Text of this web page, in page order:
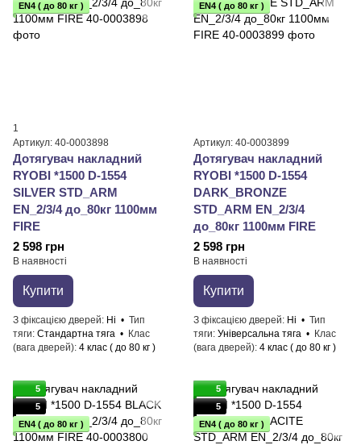
EN4 ( до 80 кг )
1
Артикул: 40-0003898
Дотягувач накладний
RYOBI *1500 D-1554
SILVER STD_ARM
EN_2/3/4 до_80кг 1100мм
FIRE
2 598 грн
В наявності
Купити
З фіксацією дверей Ні
Тип
тяги Стандартна тяга
Клас
(вага дверей) 4 клас ( до 80 кг )
EN4 ( до 80 кг )
Артикул: 40-0003899
Дотягувач накладний
RYOBI *1500 D-1554
DARK_BRONZE
STD_ARM EN_2/3/4
до_80кг 1100мм FIRE
2 598 грн
В наявності
Купити
З фіксацією дверей Ні
Тип
тяги Універсальна тяга
Клас
(вага дверей) 4 клас ( до 80 кг )
5
5
EN4 ( до 80 кг )
5
5
EN4 ( до 80 кг )